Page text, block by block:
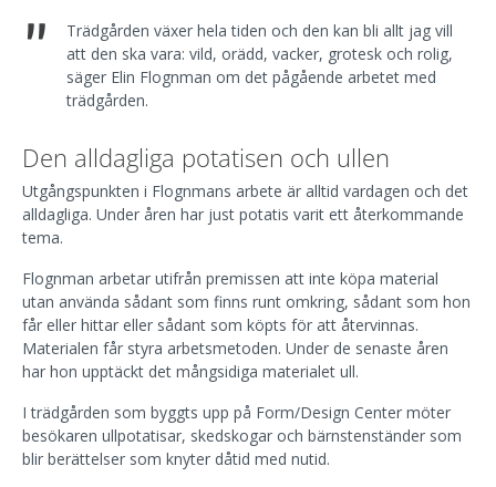
"
Trädgården växer hela tiden och den kan bli allt jag vill
att den ska vara: vild, orädd, vacker, grotesk och rolig,
säger Elin Flognman om det pågående arbetet med
trädgården.
Den alldagliga potatisen och ullen
Utgångspunkten i Flognmans arbete är alltid vardagen och det
alldagliga. Under åren har just potatis varit ett återkommande
tema.
Flognman arbetar utifrån premissen att inte köpa material
utan använda sådant som finns runt omkring, sådant som hon
får eller hittar eller sådant som köpts för att återvinnas.
Materialen får styra arbetsmetoden. Under de senaste åren
har hon upptäckt det mångsidiga materialet ull.
I trädgården som byggts upp på Form/Design Center möter
besökaren ullpotatisar, skedskogar och bärnstenständer som
blir berättelser som knyter dåtid med nutid.